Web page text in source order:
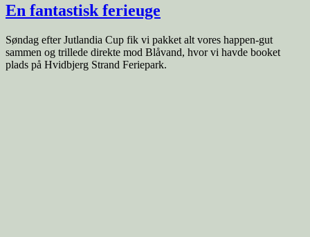
og
billeder
En fantastisk ferieuge
Søndag efter Jutlandia Cup fik vi pakket alt vores happen-gut
sammen og trillede direkte mod Blåvand, hvor vi havde booket
plads på Hvidbjerg Strand Feriepark.